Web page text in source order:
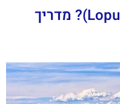
מה לעשות באי לופוד (Lopud)? מדריך